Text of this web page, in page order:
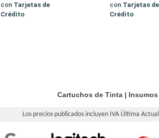
con Tarjetas de
Crédito
con Tarjetas de
Crédito
Cartuchos de Tinta |
Los precios publicados incluyen IVA Última